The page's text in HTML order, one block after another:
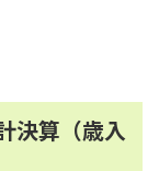
決算（歳入